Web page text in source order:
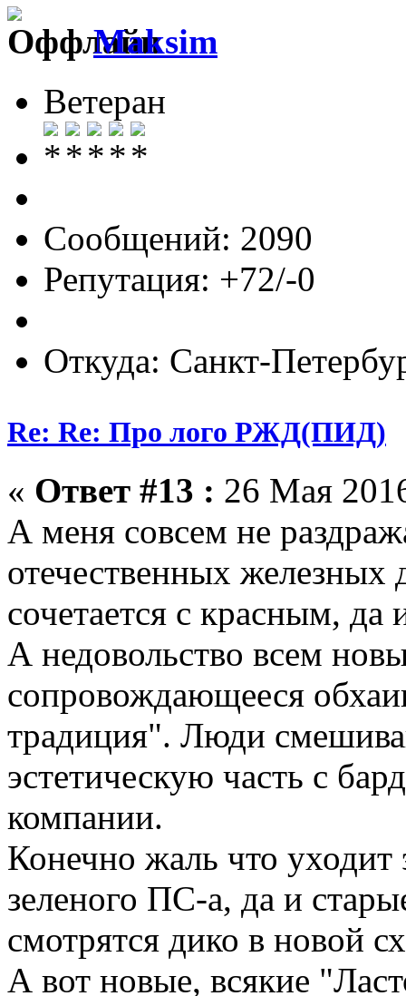
Maksim
Ветеран
Сообщений: 2090
Репутация: +72/-0
Откуда: Санкт-
Re: Re: Про лого РЖД(ПИД)
« Ответ #13 : 26 Мая
А меня совсем не
отечественных
сочетается с красным,
А недовольство всем
сопровождающееся
традиция". Люди
эстетическую часть с
компании.
Конечно жаль что уходит
зеленого ПС-а, да и
смотрятся дико в новой
А вот новые, всякие